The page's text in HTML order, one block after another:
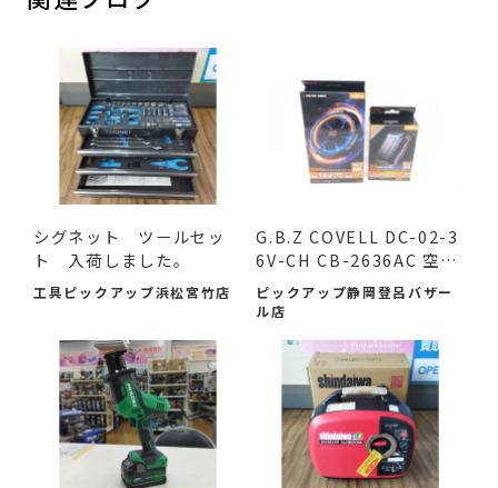
シグネット ツールセッ
ト 入荷しました。
工具ピックアップ浜松宮竹店
G.B.Z COVELL DC-02-3
6V-CH CB-2636AC 空調
作業服...
ピックアップ静岡登呂バザー
ル店